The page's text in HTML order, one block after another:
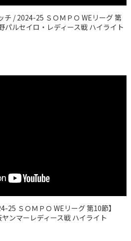
チ / 2024-25 ＳＯＭＰＯ WEリーグ 第
パルセイロ・レディース戦 ハイライト
25 ＳＯＭＰＯ WEリーグ 第10節】
ンマーレディース戦 ハイライト